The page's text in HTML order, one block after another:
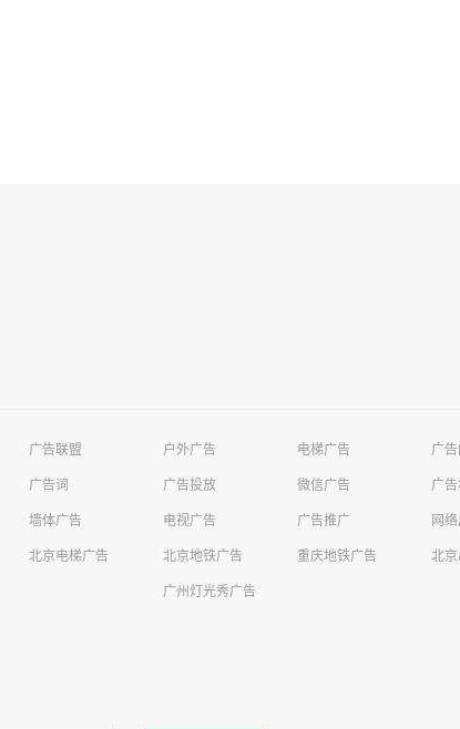
广告联盟 户外广告 电梯广告 广告
广告词 广告投放 微信广告 广
墙体广告 电视广告 广告推广 网
北京电梯广告 北京地铁广告 重庆地铁广告 北
广州灯光秀广告